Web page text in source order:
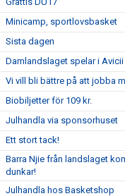
Minicamp, sportlovsbasket
Sista dagen
Damlandslaget spelar i Avicii
Vi vill bli bättre på att jobba
Biobiljetter för 109 kr.
Julhandla via sponsorhuset
Ett stort tack!
Barra Njie från landslaget
dunkar!
Julhandla hos Basketshop